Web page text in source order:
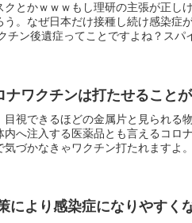
とかｗｗｗもし理研の主張が正し
。なぜ日本だけ接種し続け感染症
チン後遺症ってことですよね？スパ
ナワクチンは打たせること
視できるほどの金属片と見られる
へ注入する医薬品とも言えるコロ
づかなきゃワクチン打たれますよ。
により感染症になりやすく